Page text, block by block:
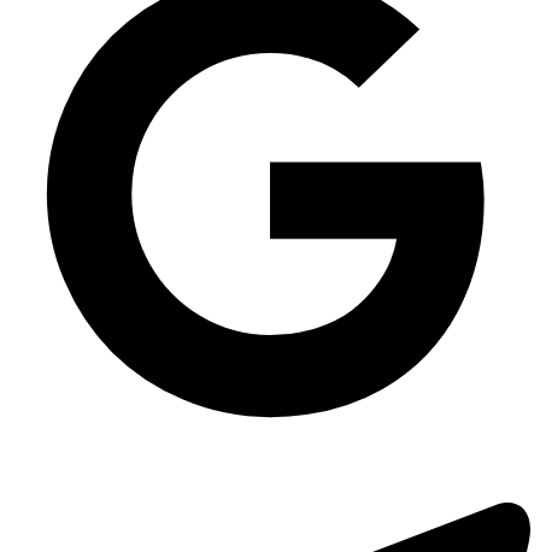
Ланч-бокс MB-10 з пінополістиролу (240х155х70), 250 шт/уп
Контейнер алюмінієвий з фольгованою кришкою SP-24L на 430 мл, 100
Одноразова упаковка для соусів герметична ПП-80 мл
Упаковка універсальна HF-25 PET (аналог ПС-11), 700 шт/уп
Одноразове герметичне упакування для перших страв ПП-117 на 350
мл, 480 шт/уп
Супниця з чорним дном
Пет соусник
Паперовий стакан для супу